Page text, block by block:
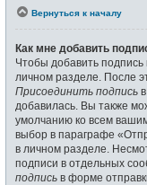
Вернуться к началу
Как мне добавить
Чтобы добавить
личном разделе. После
Присоединить подпись
добавилась. Вы также
умолчанию ко всем
выбор в параграфе
в личном разделе.
подписи в отдельных
подпись в форме